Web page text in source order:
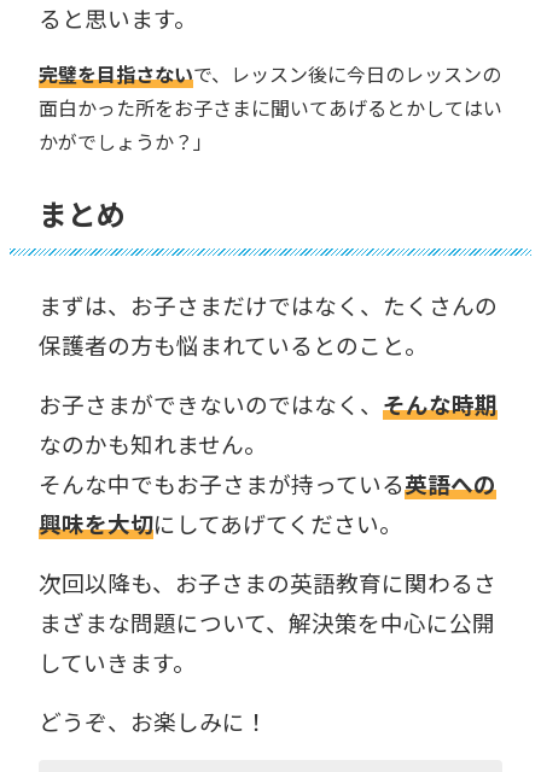
ると思います。
完璧を目指さないで、レッスン後に今日のレッスンの
面白かった所をお子さまに聞いてあげるとかしてはい
かがでしょうか？」
まとめ
まずは、お子さまだけではなく、たくさんの
保護者の方も悩まれているとのこと。
お子さまができないのではなく、 そんな時期
なのかも知れません。
そんな中でもお子さまが持っている英語への
興味を大切にしてあげてください。
次回以降も、お子さまの英語教育に関わるさ
まざまな問題について、解決策を中心に公開
していきます。
どうぞ、お楽しみに！